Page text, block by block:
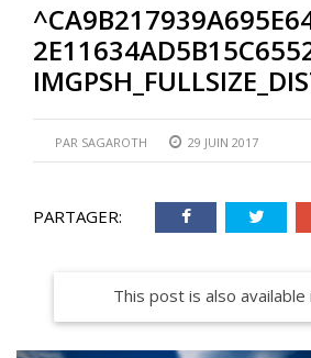
PAR SAGAROTH 29 JUIN 2017
PARTAGER:
This post is also available